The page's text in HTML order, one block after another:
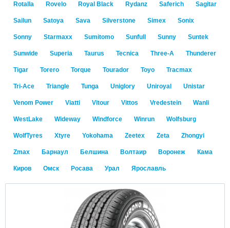
Rotalla Rovelo Royal Black Rydanz Saferich Sagitar
Sailun Satoya Sava Silverstone Simex Sonix
Sonny Starmaxx Sumitomo Sunfull Sunny Suntek
Sunwide Superia Taurus Tecnica Three-A Thunderer
Tigar Torero Torque Tourador Toyo Tracmax
Tri-Ace Triangle Tunga Uniglory Uniroyal Unistar
Venom Power Viatti Vitour Vittos Vredestein Wanli
WestLake Wideway Windforce Winrun Wolfsburg
WolfTyres Xtyre Yokohama Zeetex Zeta Zhongyi
Zmax Барнаул Белшина Волтаир Воронеж Кама
Киров Омск Росава Урал Ярославль